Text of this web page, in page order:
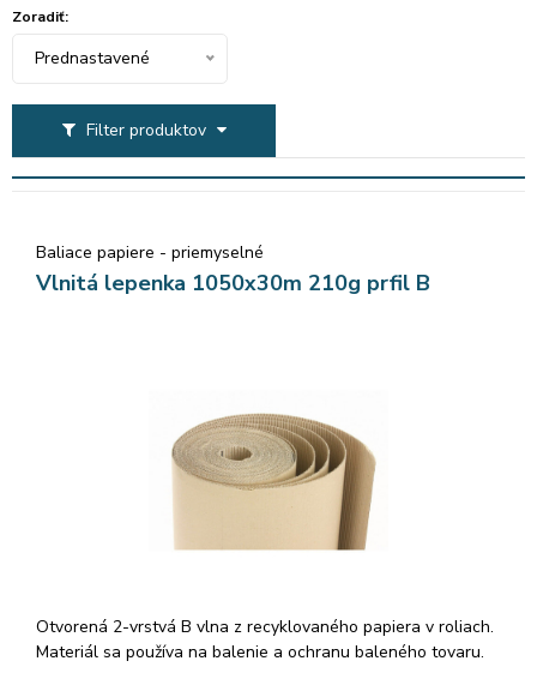
Filter produktov
Zoradiť:
Prednastavené
Baliace papiere - priemyselné
Vlnitá lepenka 1050x30m 210g prfil B
Otvorená 2-vrstvá B vlna z recyklovaného papiera v roliach.
Materiál sa používa na balenie a ochranu baleného tovaru.